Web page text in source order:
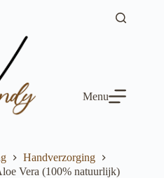
Menu
Handverzorging
Vera (100% natuurlijk)